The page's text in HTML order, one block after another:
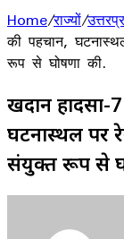
Home/राज्यों/
की पहचान,
रूप से घोषणा की.
खदान
घटनास्थल पर
संयुक्त रूप से